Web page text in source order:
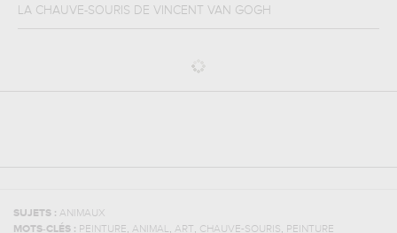
LA CHAUVE-SOURIS DE VINCENT VAN GOGH
SUJETS : ANIMAUX
MOTS-CLÉS : PEINTURE, ANIMAL, ART, CHAUVE-SOURIS, PEINTURE